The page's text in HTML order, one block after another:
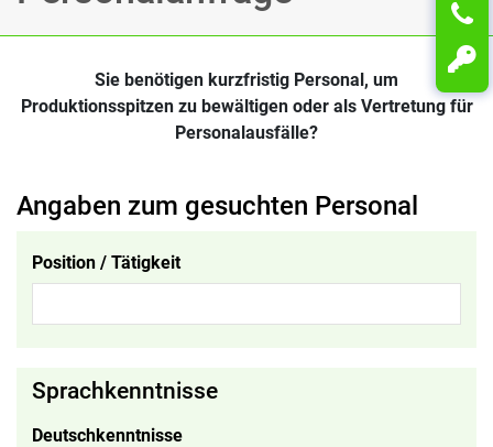
Sie benötigen kurzfristig Personal, um
Produktionsspitzen zu bewältigen oder als Vertretung für
Personalausfälle?
Angaben zum gesuchten Personal
Position / Tätigkeit
Sprachkenntnisse
Deutschkenntnisse